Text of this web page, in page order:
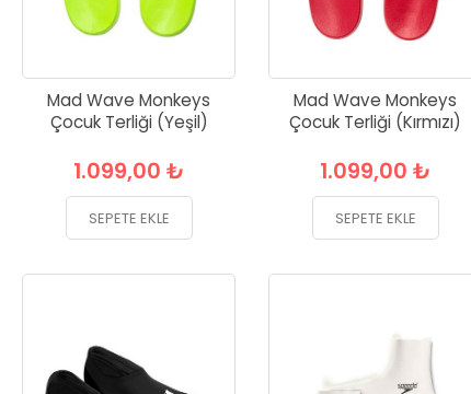
Mad Wave Monkeys
Çocuk Terliği (Yeşil)
1.099,00 ₺
SEPETE EKLE
Mad Wave Monkeys
Çocuk Terliği (Kırmızı)
1.099,00 ₺
SEPETE EKLE